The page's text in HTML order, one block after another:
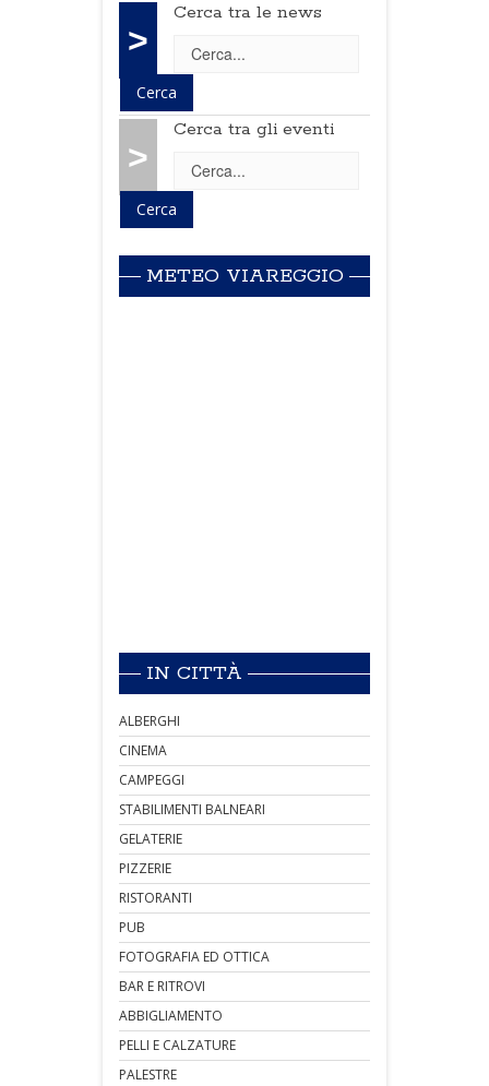
>
Cerca tra le news
>
Cerca tra gli eventi
METEO VIAREGGIO
IN CITTÀ
ALBERGHI
CINEMA
CAMPEGGI
STABILIMENTI BALNEARI
GELATERIE
PIZZERIE
RISTORANTI
PUB
FOTOGRAFIA ED OTTICA
BAR E RITROVI
ABBIGLIAMENTO
PELLI E CALZATURE
PALESTRE